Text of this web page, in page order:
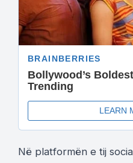
Në platformën e tij